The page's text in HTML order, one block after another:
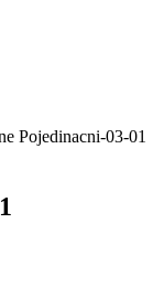
Pojedinacni-03-01